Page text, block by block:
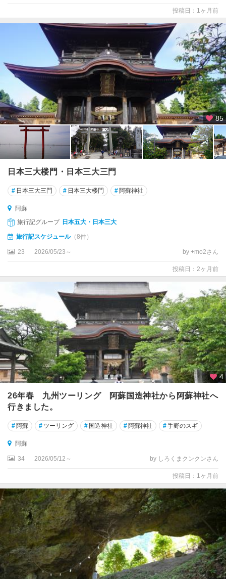
・
代
吉
・
水
天
諸
島
投稿日：1ヶ月前
85
日本三大楼門・日本三大三門
# 日本三大三門 # 日本三大楼門 # 阿蘇神社
阿蘇
旅行記グループ 日本五大・日本三大
旅行記スケジュール（8件）
23 2026/05/23～ by +mo2さん
投稿日：2ヶ月前
4
26年春 九州ツーリング 阿蘇国造神社から阿蘇神社へ
行きました。
#阿蘇 # ツーリング # 国造神社 #阿蘇神社 #手野のスギ
阿蘇
34 2026/05/12～ by しろくまクンクンさん
投稿日：1ヶ月前